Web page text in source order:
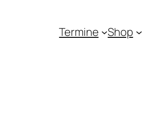
Termine Shop